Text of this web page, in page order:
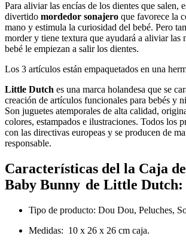
Para aliviar las encías de los dientes que salen,
divertido mordedor sonajero que favorece la
mano y estimula la curiosidad del bebé. Pero
morder y tiene textura que ayudará a aliviar las
bebé le empiezan a salir los dientes.
Los 3 artículos están empaquetados en una
Little Dutch es una marca holandesa que se
creación de artículos funcionales para bebés y
Son juguetes atemporales de alta calidad,
colores, estampados e ilustraciones. Todos los
con las directivas europeas y se producen de
responsable.
Características del la Caja
Baby Bunny de Little Dutch:
Tipo de producto: Dou Dou, Peluches,
Medidas: 10 x 26 x 26 cm caja.